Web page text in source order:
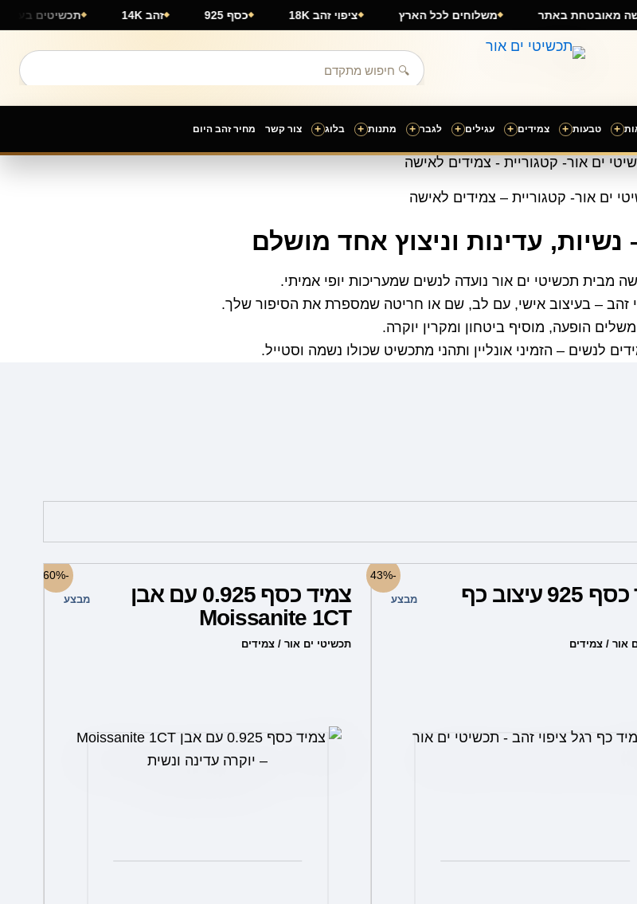
זהב 14K כסף 925 ציפוי זהב 18K משלוחים לכל הארץ רכישה מאובטחת באתר
+ טבעות + צמידים + עגילים + לגבר + מתנות + בלוג + צור קשר מחיר זהב היום
ים אור- קטגוריית – צמידים לאישה
עדינות וניצוץ אחד מושלם
מבית תכשיטי ים אור נועדה לנשים שמעריכות יופי אמיתי.
זהב – בעיצוב אישי, עם לב, שם או חריטה שמספרת את הסיפור שלך.
הופעה, מוסיף ביטחון ומקרין יוקרה.
לנשים – הזמיני אונליין ותהני מתכשיט שכולו נשמה וסטייל.
-43%
צמיד כסף 925 עיצוב כף
אור / צמידים
מבצע
זה
את
-60%
צמיד כסף 0.925 עם אבן
Moissanite 1CT
תכשיטי ים אור / צמידים
מבצע
היה:
749.00 ₪.
הוא:
299.00 ₪.